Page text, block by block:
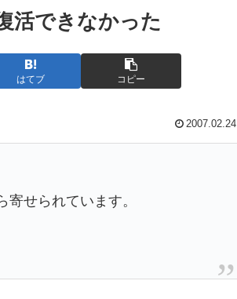
活できなかった
はてブ コピー
2007.02.24
せられています。